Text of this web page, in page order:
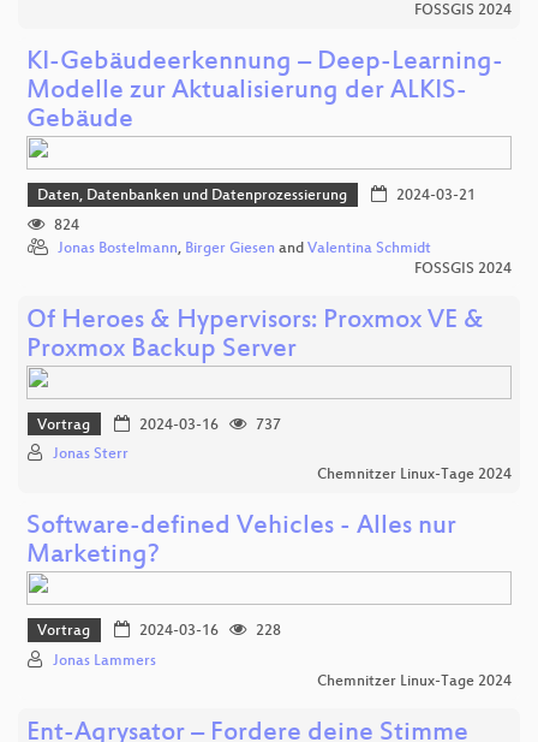
FOSSGIS 2024
KI-Gebäudeerkennung – Deep-Learning-
Modelle zur Aktualisierung der ALKIS-
Gebäude
Daten, Datenbanken und Datenprozessierung
2024-03-21
824
Jonas Bostelmann, Birger Giesen and Valentina Schmidt
FOSSGIS 2024
Of Heroes & Hypervisors: Proxmox VE &
Proxmox Backup Server
Vortrag 2024-03-16
737
Jonas Sterr
Chemnitzer Linux-Tage 2024
Software-defined Vehicles - Alles nur
Marketing?
Vortrag 2024-03-16
228
Jonas Lammers
Chemnitzer Linux-Tage 2024
Ent-Agrysator – Fordere deine Stimme